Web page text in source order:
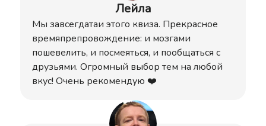
Лейла
Мы завсегдатаи этого квиза. Прекрасное
времяпрепровождение: и мозгами
пошевелить, и посмеяться, и пообщаться с
друзьями. Огромный выбор тем на любой
вкус! Очень рекомендую ❤️